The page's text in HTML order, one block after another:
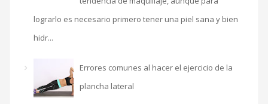
lograrlo es necesario primero tener una piel sana y bien
hidr...
Errores comunes al hacer el ejercicio de la
plancha lateral